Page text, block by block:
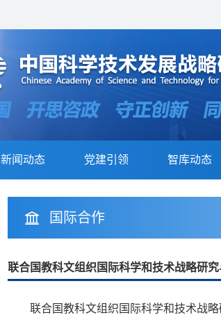
新闻动态 党建引领 智库动态
国际合作
联合国教科文组织国际科学和技术战略研
联合国教科文组织国际科学和技术战